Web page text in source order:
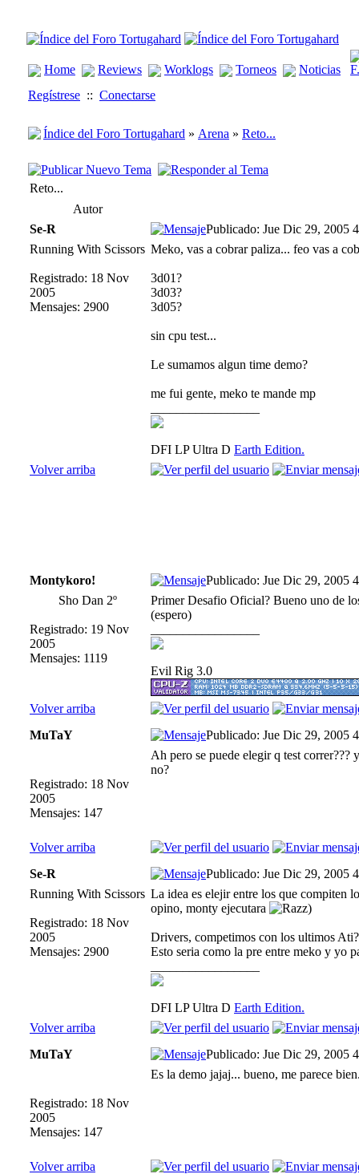
Home Reviews Worklogs Torneos
Noticias
Regístrese :: Conectarse
Índice del Foro Tortugahard » Arena » Reto...
Reto...
Autor
Se-R
Publicado: Jue Dic 29, 2005
Running With Scissors
Registrado: 18 Nov
2005
Mensajes: 2900
Meko, vas a cobrar paliza... feo vas a
3d01?
3d03?
3d05?
sin cpu test...
Le sumamos algun time demo?
me fui gente, meko te mande mp
DFI LP Ultra D Earth Edition.
Volver arriba
Montykoro!
Publicado: Jue Dic 29, 2005
Sho Dan 2º
Registrado: 19 Nov
2005
Mensajes: 1119
Primer Desafio Oficial? Bueno uno de
(espero)
Evil Rig 3.0
Volver arriba
MuTaY
Publicado: Jue Dic 29, 2005
Registrado: 18 Nov
2005
Mensajes: 147
Ah pero se puede elegir q test correr???
no?
Volver arriba
Se-R
Publicado: Jue Dic 29, 2005
Running With Scissors
Registrado: 18 Nov
2005
Mensajes: 2900
La idea es elejir entre los que compiten
opino, monty ejecutara
)
Drivers, competimos con los ultimos Ati?
Esto seria como la pre entre meko y yo
DFI LP Ultra D Earth Edition.
Volver arriba
MuTaY
Publicado: Jue Dic 29, 2005
Registrado: 18 Nov
2005
Mensajes: 147
Es la demo jajaj... bueno, me parece
Volver arriba